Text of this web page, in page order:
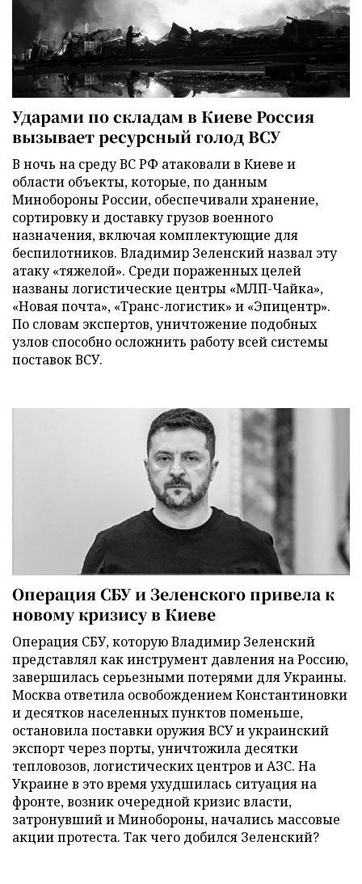
Ударами по складам в Киеве Россия
вызывает ресурсный голод ВСУ
В ночь на среду ВС РФ атаковали в Киеве и
области объекты, которые, по данным
Минобороны России, обеспечивали хранение,
сортировку и доставку грузов военного
назначения, включая комплектующие для
беспилотников. Владимир Зеленский назвал эту
атаку «тяжелой». Среди пораженных целей
названы логистические центры «МЛП-Чайка»,
«Новая почта», «Транс-логистик» и «Эпицентр».
По словам экспертов, уничтожение подобных
узлов способно осложнить работу всей системы
поставок ВСУ.
Операция СБУ и Зеленского привела к
новому кризису в Киеве
Операция СБУ, которую Владимир Зеленский
представлял как инструмент давления на Россию,
завершилась серьезными потерями для Украины.
Москва ответила освобождением Константиновки
и десятков населенных пунктов поменьше,
остановила поставки оружия ВСУ и украинский
экспорт через порты, уничтожила десятки
тепловозов, логистических центров и АЗС. На
Украине в это время ухудшилась ситуация на
фронте, возник очередной кризис власти,
затронувший и Минобороны, начались массовые
акции протеста. Так чего добился Зеленский?